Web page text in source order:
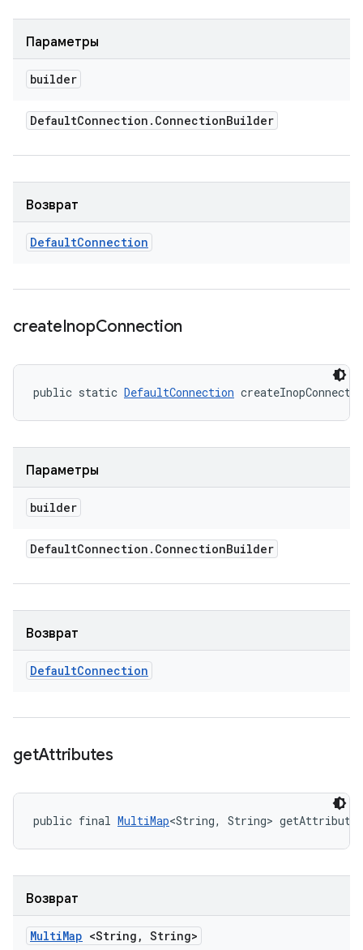
Параметры
builder
DefaultConnection . ConnectionBuilder
Возврат
DefaultConnection
createInopConnection
public static DefaultConnection
Параметры
builder
DefaultConnection . ConnectionBuilder
Возврат
DefaultConnection
getAttributes
public final MultiMap<String, String>
Возврат
MultiMap <String , String>